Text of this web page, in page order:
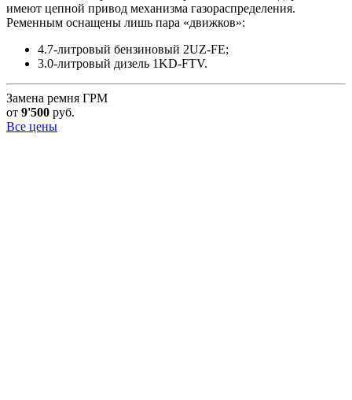
имеют цепной привод механизма газораспределения.
Ременным оснащены лишь пара «движков»:
4.7-литровый бензиновый 2UZ-FE;
3.0-литровый дизель 1KD-FTV.
Замена ремня ГРМ
от 9'500 руб.
Все цены